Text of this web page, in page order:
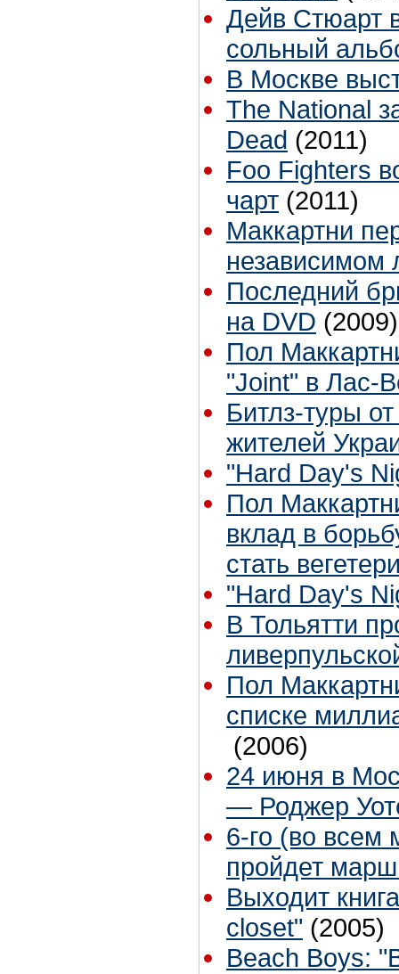
Дейв Стюарт
сольный
В Москве
The National
Dead (2011)
Foo Fighters
чарт (2011)
Маккартни
независимом
Последний
на DVD (2009)
Пол
"Joint" в Лас-
Битлз-туры
жителей
"Hard Day's
Пол
вклад в
стать
"Hard Day's
В Тольятти
Пол
списке
(2006)
24 июня в
— Роджер
6-го (во всем
пройдет
Выходит
closet" (2005)
Beach Boys: